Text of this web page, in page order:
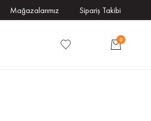
Mağazalarımız Sipariş Takibi
0